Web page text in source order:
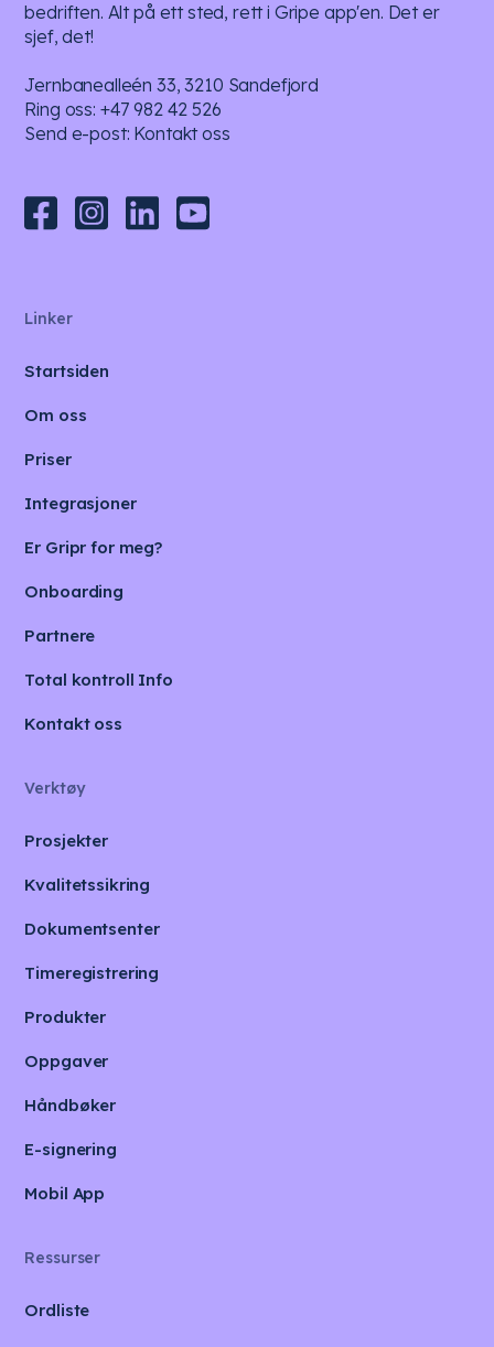
bedriften. Alt på ett sted, rett i Gripe app'en. Det er
sjef, det!
Jernbanealleén 33, 3210 Sandefjord
Ring oss: +47 982 42 526
Send e-post: Kontakt oss
Linker
Startsiden
Om oss
Priser
Integrasjoner
Er Gripr for meg?
Onboarding
Partnere
Total kontroll Info
Kontakt oss
Verktøy
Prosjekter
Kvalitetssikring
Dokumentsenter
Timeregistrering
Produkter
Oppgaver
Håndbøker
E-signering
Mobil App
Ressurser
Ordliste